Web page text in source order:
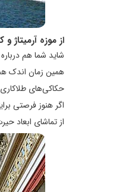
از موزه آرمیتاژ
شاید شما هم
همین زمان اندک
حکاکی‌های
اگر هنوز فرصتی
از تماشای ابعاد